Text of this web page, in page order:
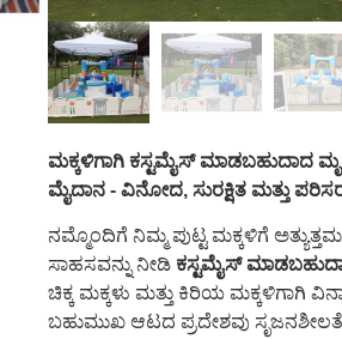
ಮಕ್ಕಳಿಗಾಗಿ ಕಸ್ಟಮೈಸ್ ಮಾಡಬಹುದಾದ
ಮೈದಾನ - ವಿನೋದ, ಸುರಕ್ಷಿತ ಮತ್ತು
ನಮ್ಮೊಂದಿಗೆ ನಿಮ್ಮ ಪುಟ್ಟ ಮಕ್ಕಳಿಗೆ
ಸಾಹಸವನ್ನು ನೀಡಿ ಕಸ್ಟಮೈಸ್
ಚಿಕ್ಕ ಮಕ್ಕಳು ಮತ್ತು ಕಿರಿಯ ಮಕ್ಕಳಿಗಾಗಿ
ಬಹುಮುಖ ಆಟದ ಪ್ರದೇಶವು